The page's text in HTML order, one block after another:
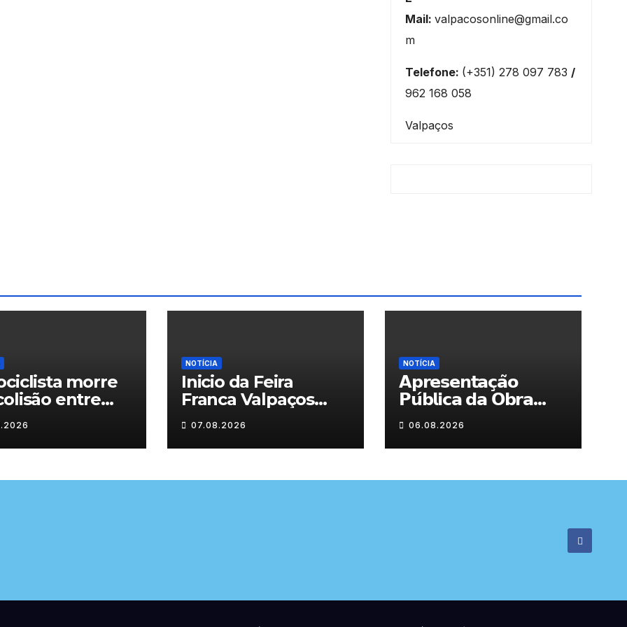
Mail: valpacosonline@gmail.co
m
Telefone: (+351) 278 097 783 /
962 168 058
Valpaços
morre
entre
e duas
em Chaves
NOTÍCIA
Inicio da Feira
Franca Valpaços
2026
07.08.2026
NOTÍCIA
𝗔𝗽𝗿𝗲𝘀𝗲𝗻𝘁𝗮𝗰̧𝗮̃𝗼
𝗣𝘂́𝗯𝗹𝗶𝗰𝗮 𝗱𝗮 𝗢𝗯𝗿𝗮
“𝗣𝗿𝗼𝗰𝘂𝗿𝗼 𝗮
𝗙𝗲𝗹𝗶𝗰𝗶𝗱𝗮𝗱𝗲 𝗲 𝗲𝗹𝗮
𝗺𝗼𝗿𝗮 𝗰𝗼𝗺𝗶𝗴𝗼”
06.08.2026